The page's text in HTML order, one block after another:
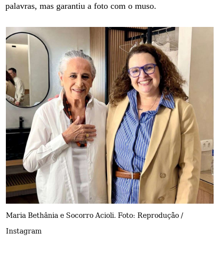
palavras, mas garantiu a foto com o muso.
Maria Bethânia e Socorro Acioli. Foto: Reprodução /
Instagram